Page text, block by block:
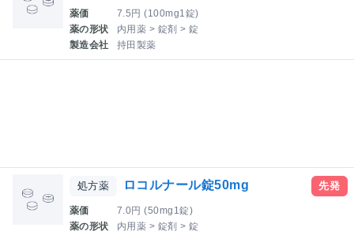
薬価
7.5円 (100mg1錠)
薬の形状
内用薬 > 錠剤 > 錠
製造会社
持田製薬
処方薬 ロコルナール錠50mg
薬価
7.0円 (50mg1錠)
薬の形状
内用薬 > 錠剤 > 錠
先発